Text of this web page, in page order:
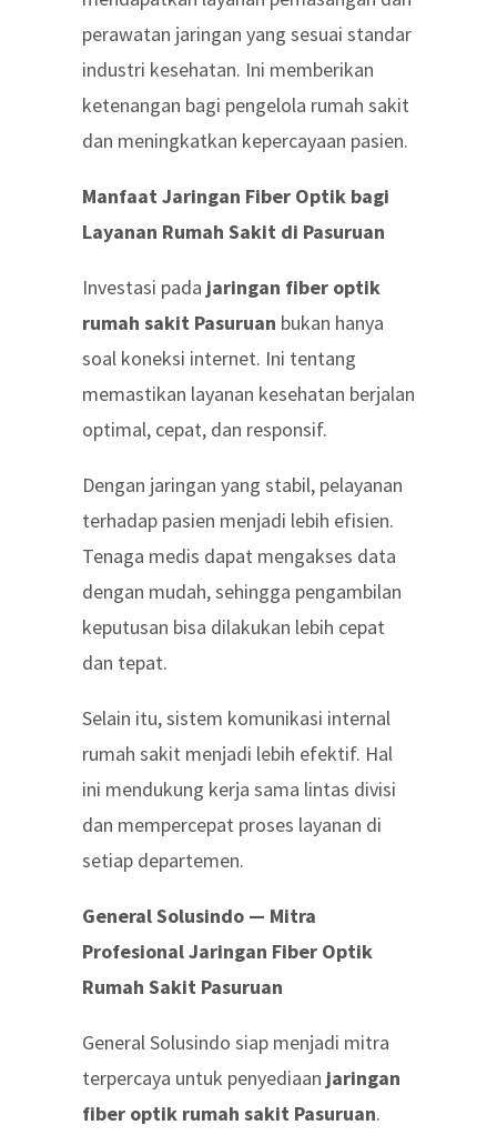
perawatan jaringan yang sesuai standar
industri kesehatan. Ini memberikan
ketenangan bagi pengelola rumah sakit
dan meningkatkan kepercayaan pasien.
Manfaat Jaringan Fiber Optik bagi
Layanan Rumah Sakit di Pasuruan
Investasi pada jaringan fiber optik
rumah sakit Pasuruan bukan hanya
soal koneksi internet. Ini tentang
memastikan layanan kesehatan berjalan
optimal, cepat, dan responsif.
Dengan jaringan yang stabil, pelayanan
terhadap pasien menjadi lebih efisien.
Tenaga medis dapat mengakses data
dengan mudah, sehingga pengambilan
keputusan bisa dilakukan lebih cepat
dan tepat.
Selain itu, sistem komunikasi internal
rumah sakit menjadi lebih efektif. Hal
ini mendukung kerja sama lintas divisi
dan mempercepat proses layanan di
setiap departemen.
General Solusindo — Mitra
Profesional Jaringan Fiber Optik
Rumah Sakit Pasuruan
General Solusindo siap menjadi mitra
terpercaya untuk penyediaan jaringan
fiber optik rumah sakit Pasuruan.